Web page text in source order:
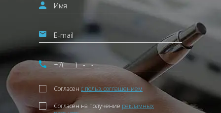
Согласен с польз. соглашением
Согласен на получение рекламных